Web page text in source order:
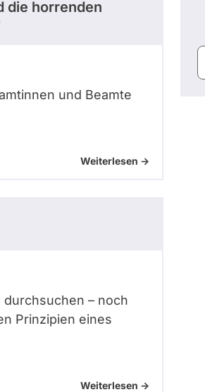
die horrenden
und Beamte
Weiterlesen ->
– noch
Prinzipien eines
Weiterlesen ->